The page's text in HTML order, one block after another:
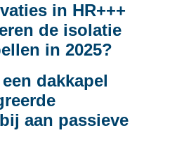
in HR+++
de isolatie
in 2025?
dakkapel
aan passieve